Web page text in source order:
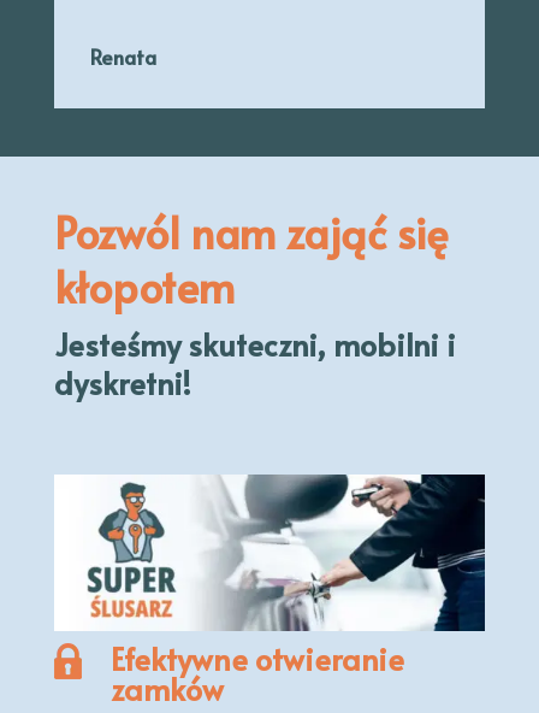
Renata
Pozwól nam zająć się
kłopotem
Jesteśmy skuteczni, mobilni i
dyskretni!
Efektywne otwieranie
zamków